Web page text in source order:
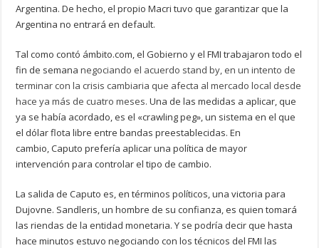
Argentina. De hecho, el propio Macri tuvo que garantizar que la
Argentina no entrará en default.
Tal como contó ámbito.com, el Gobierno y el FMI trabajaron todo el
fin de semananegociando el acuerdo stand by, en un intento de
terminar con la crisis cambiaria que afecta al mercado local desde
hace ya más de cuatro meses. Una de las medidas a aplicar, que
ya se había acordado, es el «crawling peg», un sistema en el que
el dólar flota libre entre bandas preestablecidas. En
cambio, Caputo prefería aplicar una política de mayor
intervención para controlar el tipo de cambio.
La salida de Caputo es, en términos políticos, una victoria para
Dujovne. Sandleris, un hombre de su confianza, es quien tomará
las riendas de la entidad monetaria. Y se podría decir que hasta
hace minutos estuvo negociando con los técnicos del FMI las